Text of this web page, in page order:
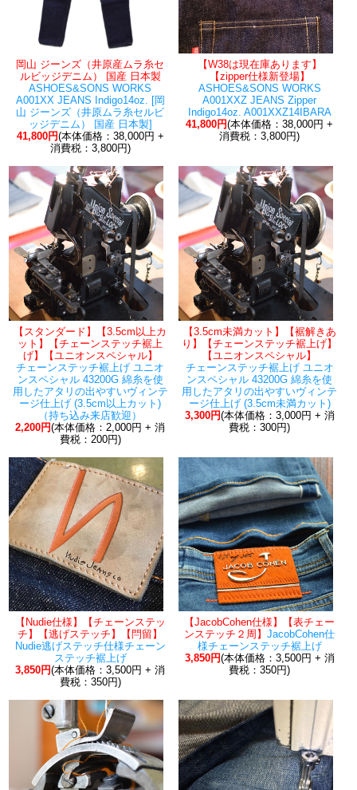
岡山 ジーンズ（井原産ムラ糸セ
ルビッジデニム） 国産 日本製
ASHOES&SONS WORKS
A001XX JEANS Indigo14oz. [岡
山 ジーンズ（井原ムラ糸セルビ
ッジデニム） 国産 日本製]
41,800円(本体価格：38,000円 +
消費税：3,800円)
【W38は現在庫あります】
【zipper仕様新登場】
ASHOES&SONS WORKS
A001XXZ JEANS Zipper
Indigo14oz. A001XXZ14IBARA
41,800円(本体価格：38,000円 +
消費税：3,800円)
【スタンダード】【3.5cm以上カ
ット】【チェーンステッチ裾上
げ】【ユニオンスペシャル】
チェーンステッチ裾上げ ユニオ
ンスペシャル 43200G 綿糸を使
用したアタリの出やすいヴィンテ
ージ仕上げ (3.5cm以上カット)
（持ち込み来店歓迎）
2,200円(本体価格：2,000円 + 消
費税：200円)
【3.5cm未満カット】【裾解きあ
り】【チェーンステッチ裾上げ】
【ユニオンスペシャル】
チェーンステッチ裾上げ ユニオ
ンスペシャル 43200G 綿糸を使
用したアタリの出やすいヴィンテ
ージ仕上げ (3.5cm未満カット)
3,300円(本体価格：3,000円 + 消
費税：300円)
【Nudie仕様】【チェーンステッ
チ】【逃げステッチ】【閂留】
Nudie逃げステッチ仕様チェーン
ステッチ裾上げ
3,850円(本体価格：3,500円 + 消
費税：350円)
【JacobCohen仕様】【表チェー
ンステッチ２周】JacobCohen仕
様チェーンステッチ裾上げ
3,850円(本体価格：3,500円 + 消
費税：350円)